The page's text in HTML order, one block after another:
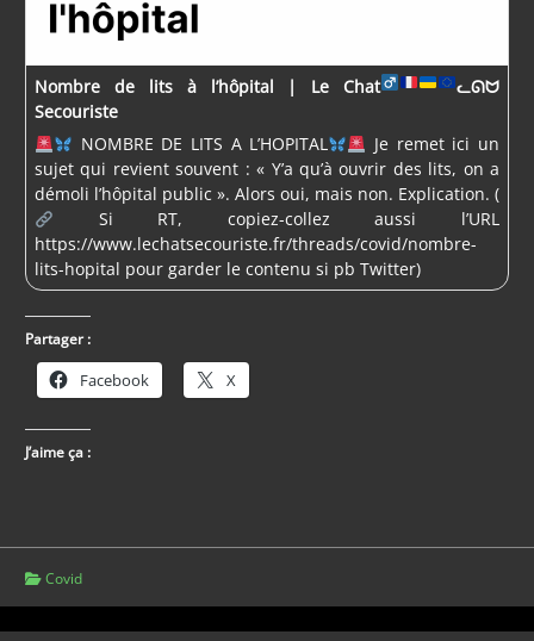
Nombre de lits à l’hôpital | Le Chat
Secouriste
ᓚᘏᗢ
NOMBRE DE LITS A L’HOPITAL
Je remet ici un
sujet qui revient souvent : « Y’a qu’à ouvrir des lits, on a
démoli l’hôpital public ». Alors oui, mais non. Explication. (
Si RT, copiez-collez aussi l’URL
https://www.lechatsecouriste.fr/threads/covid/nombre-
lits-hopital pour garder le contenu si pb Twitter)
Partager :
Facebook X
J’aime ça :
Covid